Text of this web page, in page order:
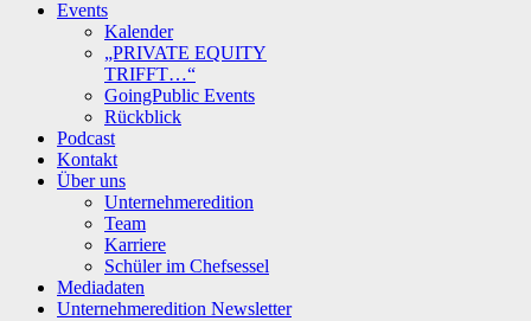
Events
Kalender
„PRIVATE EQUITY
TRIFFT…“
GoingPublic Events
Rückblick
Podcast
Kontakt
Über uns
Unternehmeredition
Team
Karriere
Schüler im Chefsessel
Mediadaten
Unternehmeredition Newsletter